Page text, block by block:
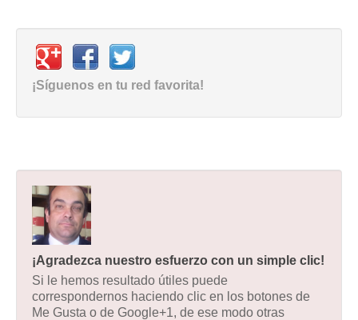
¡Síguenos en tu red favorita!
¡Agradezca nuestro esfuerzo con un simple clic!
Si le hemos resultado útiles puede
correspondernos haciendo clic en los botones de
Me Gusta o de Google+1, de ese modo otras